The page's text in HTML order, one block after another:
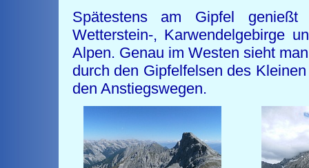
Spätestens am Gipfel
Wetterstein-, Karwendelgebirge
Alpen. Genau im Westen sieht
durch den Gipfelfelsen des
den Anstiegswegen.